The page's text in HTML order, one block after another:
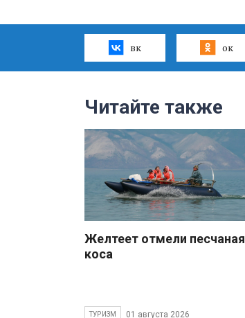
вк ок
Читайте также
Желтеет отмели песчаная
коса
ТУРИЗМ 01 августа 2026